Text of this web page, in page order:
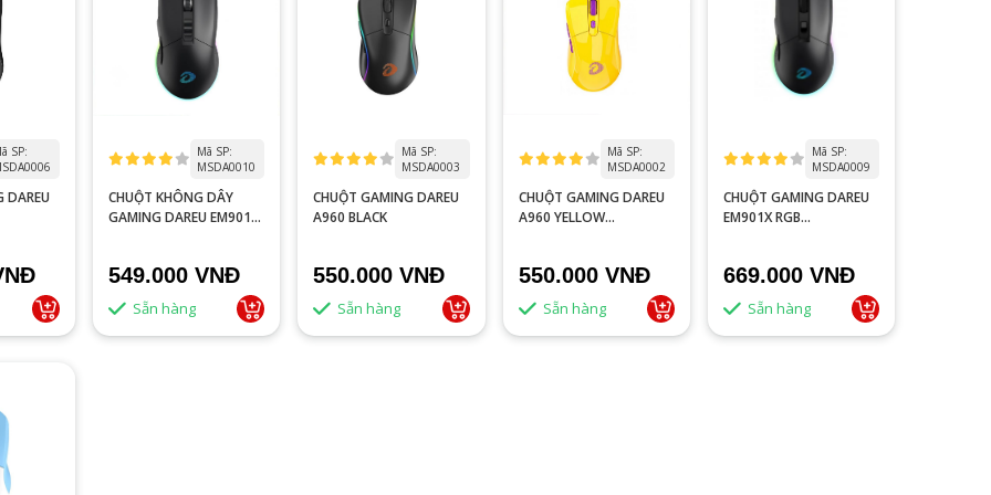
SP:
DAREU
Mã SP:
MSDA0010
CHUỘT KHÔNG DÂY
GAMING DAREU EM901
549.000 VNĐ
Sẵn hàng
Mã SP:
MSDA0003
CHUỘT GAMING DAREU
A960 BLACK
550.000 VNĐ
Sẵn hàng
Mã SP:
MSDA0002
CHUỘT GAMING DAREU
A960 YELLOW
550.000 VNĐ
Sẵn hàng
Mã SP:
MSDA0009
CHUỘT GAMING DAREU
EM901X RGB
669.000 VNĐ
Sẵn hàng